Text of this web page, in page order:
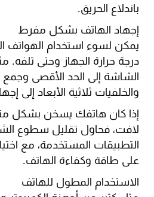
باندلاع الحريق.
إجهاد الهاتف بشكل مفرط
يمكن لسوء استخدام الهواتف
درجة حرارة الجهاز وحتى تلفه.
الشاشة إلى الحد الأقصى وجمع
والخلفيات ثلاثية الأبعاد إلى
إذا كان هاتفك يسخن بشكل
لافت، فحاول تقليل سطوع
التطبيقات المستخدمة، مع
على طاقة وكفاءة الهاتف.
الاستخدام المطول للهاتف